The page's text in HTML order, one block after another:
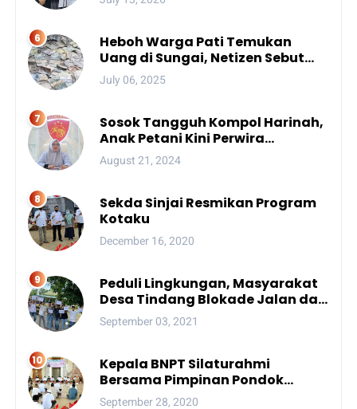
Heboh Warga Pati Temukan
Uang di Sungai, Netizen Sebut
Fenomena Aneh
July 06, 2025
Sosok Tangguh Kompol Harinah,
Anak Petani Kini Perwira
Menengah Polda Sulsel
August 21, 2024
Sekda Sinjai Resmikan Program
Kotaku
December 16, 2020
Peduli Lingkungan, Masyarakat
Desa Tindang Blokade Jalan dan
Lokasi Tambang
September 03, 2021
Kepala BNPT Silaturahmi
Bersama Pimpinan Pondok
Pesantren Se-Sulsel
September 28, 2020